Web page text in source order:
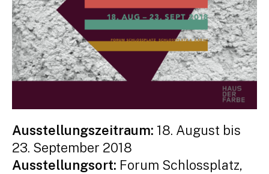
Ausstellungszeitraum: 18. August bis
23. September 2018
Ausstellungsort: Forum Schlossplatz,